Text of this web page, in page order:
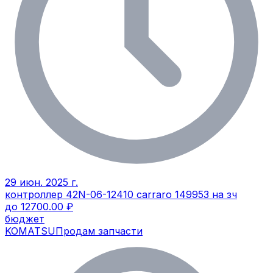
29 июн. 2025 г.
контроллер 42N-06-12410 carraro 149953 на зч
до 12700.00 ₽
бюджет
KOMATSUПродам запчасти